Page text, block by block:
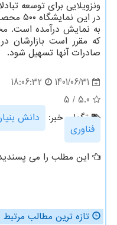
ونزویلایی برای توسعه
به نمایش درآمده است.
که مقرر است بازارشان
صادرات آنها تسهیل شود.
1401/06/31
18:06:32
5.0
/
5
تگهای خبر:
دانش
فناوری
این مطلب را می
تازه ترین مطالب مرتبط